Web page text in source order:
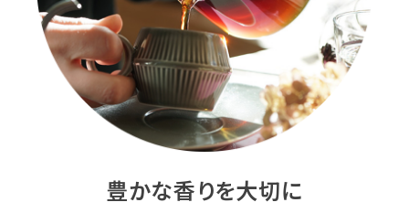
豊かな香りを大切に